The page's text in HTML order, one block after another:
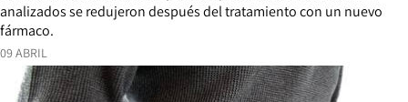
09 ABRIL
analizados se redujeron después del tratamiento con un nuevo
fármaco.